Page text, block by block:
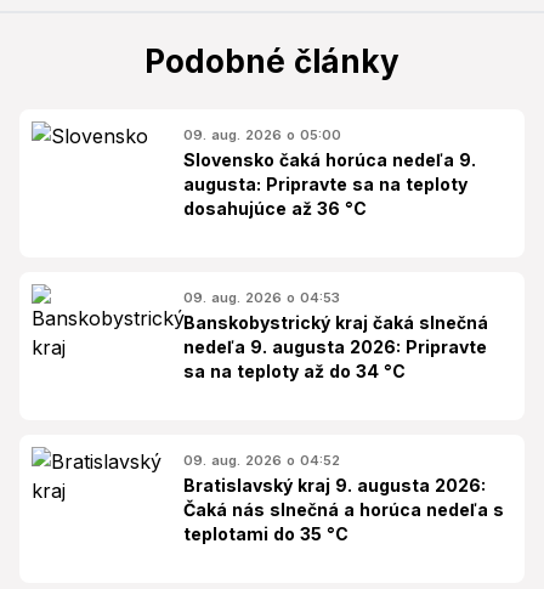
Podobné články
09. aug. 2026 o 05:00
Slovensko čaká horúca nedeľa 9.
augusta: Pripravte sa na teploty
dosahujúce až 36 °C
09. aug. 2026 o 04:53
Banskobystrický kraj čaká slnečná
nedeľa 9. augusta 2026: Pripravte
sa na teploty až do 34 °C
09. aug. 2026 o 04:52
Bratislavský kraj 9. augusta 2026:
Čaká nás slnečná a horúca nedeľa s
teplotami do 35 °C